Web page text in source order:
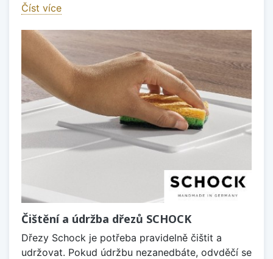
Číst více
Čištění a údržba dřezů SCHOCK
Dřezy Schock je potřeba pravidelně čištit a
udržovat. Pokud údržbu nezanedbáte, odvděčí se